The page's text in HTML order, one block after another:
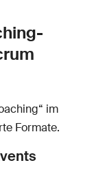
im
Formate.